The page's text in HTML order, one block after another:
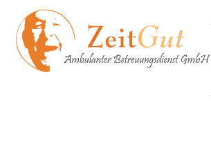
springen